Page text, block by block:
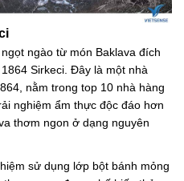
ngào từ món Baklava đích
Sirkeci. Đây là một nhà
nằm trong top 10 nhà hàng
nghiệm ẩm thực độc đáo hơn
thơm ngon ở dạng nguyên
sử dụng lớp bột bánh mỏng